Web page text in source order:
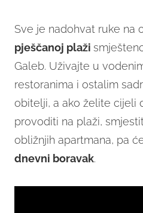
Sve je nadohvat ruke na
pješčanoj plaži
Galeb. Uživajte u
restoranima i ostalim
obitelji, a ako želite cijeli
provoditi na plaži,
obližnjih apartmana, pa
dnevni boravak.